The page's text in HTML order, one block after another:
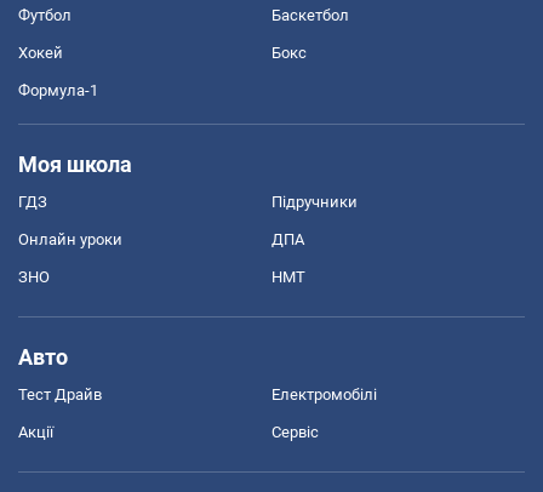
Футбол Баскетбол
Хокей Бокс
Формула-1
Моя школа
ГДЗ Підручники
Онлайн уроки ДПА
ЗНО НМТ
Авто
Тест Драйв Електромобілі
Акції Сервіс